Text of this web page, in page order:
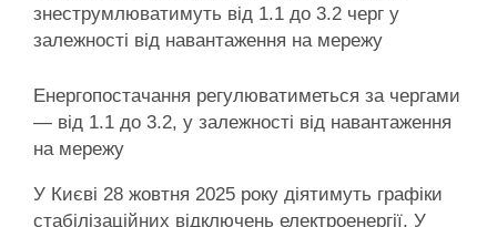
знеструмлюватимуть від 1.1 до 3.2 черг у
залежності від навантаження на мережу
Енергопостачання регулюватиметься за чергами
— від 1.1 до 3.2, у залежності від навантаження
на мережу
У Києві 28 жовтня 2025 року діятимуть графіки
стабілізаційних відключень електроенергії. У